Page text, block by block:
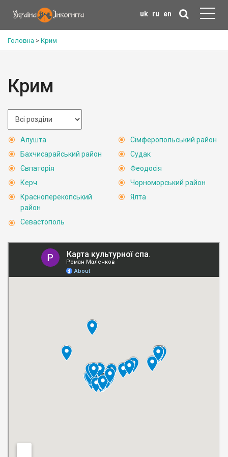
uk ru en
Головна > Крим
Крим
Алушта
Бахчисарайський район
Євпаторія
Керч
Красноперекопський
район
Севастополь
Сімферопольський район
Судак
Феодосія
Чорноморський район
Ялта